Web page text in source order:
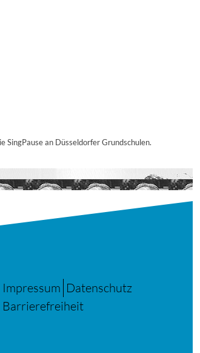
an Düsseldorfer Grundschulen.
Impressum Datenschutz
Barrierefreiheit